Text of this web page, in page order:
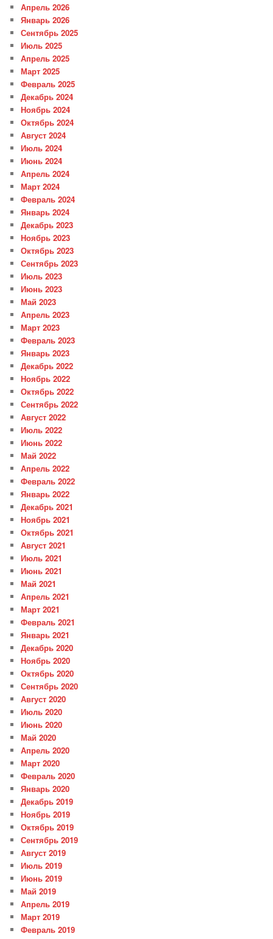
Апрель 2026
Январь 2026
Сентябрь 2025
Июль 2025
Апрель 2025
Март 2025
Февраль 2025
Декабрь 2024
Ноябрь 2024
Октябрь 2024
Август 2024
Июль 2024
Июнь 2024
Апрель 2024
Март 2024
Февраль 2024
Январь 2024
Декабрь 2023
Ноябрь 2023
Октябрь 2023
Сентябрь 2023
Июль 2023
Июнь 2023
Май 2023
Апрель 2023
Март 2023
Февраль 2023
Январь 2023
Декабрь 2022
Ноябрь 2022
Октябрь 2022
Сентябрь 2022
Август 2022
Июль 2022
Июнь 2022
Май 2022
Апрель 2022
Февраль 2022
Январь 2022
Декабрь 2021
Ноябрь 2021
Октябрь 2021
Август 2021
Июль 2021
Июнь 2021
Май 2021
Апрель 2021
Март 2021
Февраль 2021
Январь 2021
Декабрь 2020
Ноябрь 2020
Октябрь 2020
Сентябрь 2020
Август 2020
Июль 2020
Июнь 2020
Май 2020
Апрель 2020
Март 2020
Февраль 2020
Январь 2020
Декабрь 2019
Ноябрь 2019
Октябрь 2019
Сентябрь 2019
Август 2019
Июль 2019
Июнь 2019
Май 2019
Апрель 2019
Март 2019
Февраль 2019